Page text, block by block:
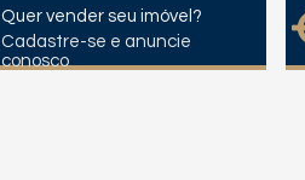
Quer vender seu imóvel?
Cadastre-se e anuncie
conosco